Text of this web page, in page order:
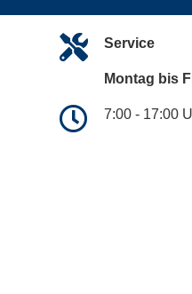
Service
Montag bis
7:00 - 17:00